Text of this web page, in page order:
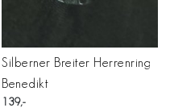
Silberner Breiter Herrenring
Benedikt
139